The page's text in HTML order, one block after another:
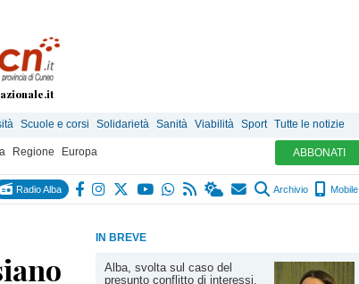
Scuole e corsi Solidarietà Sanità Viabilità Sport Tutte le notizie
Regione Europa ABBONATI
Radio Alba Archivio Mobile
IN BREVE
Alba, svolta sul caso del
presunto conflitto di interessi.